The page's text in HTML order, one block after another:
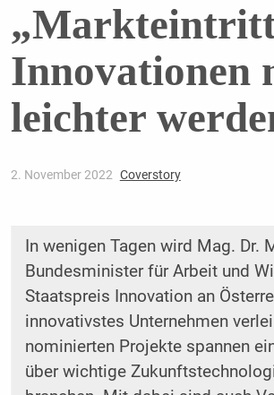
Innovationen
leichter
2. November 2022 Coverstory
In wenigen Tagen wird Mag. Dr.
Bundesminister für Arbeit und
Staatspreis Innovation an
innovativstes Unternehmen
nominierten Projekte spannen
über wichtige